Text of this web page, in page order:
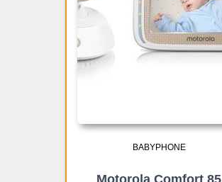
BABYPHONE
Motorola Comfort 85